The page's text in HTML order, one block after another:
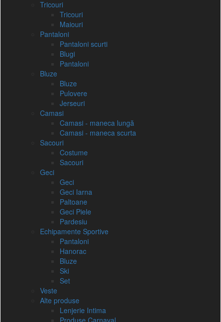
Tricouri
Tricouri
Maiouri
Pantaloni
Pantaloni scurti
Blugi
Pantaloni
Bluze
Bluze
Pulovere
Jerseuri
Camasi
Camasi - maneca lungă
Camasi - maneca scurta
Sacouri
Costume
Sacouri
Geci
Geci
Geci Iarna
Paltoane
Geci Piele
Pardesiu
Echipamente Sportive
Pantaloni
Hanorac
Bluze
Ski
Set
Veste
Alte produse
Lenjerie Intima
Produse Carnaval